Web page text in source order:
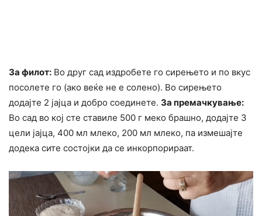
За филот: Во друг сад издробете го сирењето и по вкус
посолете го (ако веќе не е солено). Во сирењето
додајте 2 јајца и добро соединете. За премачкување:
Во сад во кој сте ставиле 500 г меко брашно, додајте 3
цели јајца, 400 мл млеко, 200 мл млеко, па измешајте
додека сите состојки да се инкорпорираат.